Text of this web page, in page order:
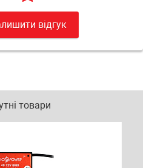
відгук
товари